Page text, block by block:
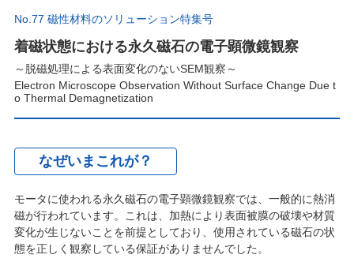
No.77 磁性材料のソリューション特集号
着磁状態における永久磁石の電子顕微鏡観察
～脱磁処理による表面変化のないSEM観察～
Electron Microscope Observation Without Surface Change Due t
o Thermal Demagnetization
なぜいまこれが？
モータに使われる永久磁石の電子顕微鏡観察では、一般的に熱消
磁が行われています。これは、加熱により表面被膜の破壊や材質
変化が生じないことを前提としており、使用されている磁石の状
態を正しく観察している保証がありませんでした。